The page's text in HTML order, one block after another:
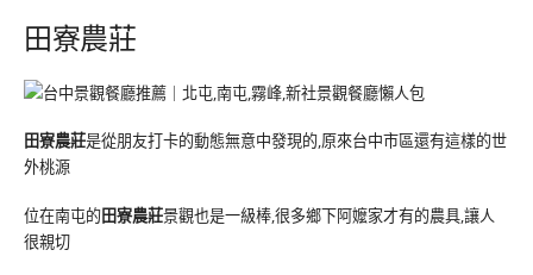
田寮農莊
田寮農莊是從朋友打卡的動態無意中發現的,原來台中市區還有這樣的世
外桃源
位在南屯的田寮農莊景觀也是一級棒,很多鄉下阿嬤家才有的農具,讓人
很親切